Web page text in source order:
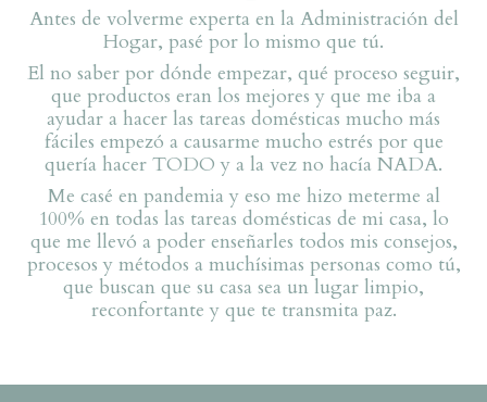
Antes de volverme experta en la Administración del
Hogar, pasé por lo mismo que tú.
El no saber por dónde empezar, qué proceso seguir,
que productos eran los mejores y que me iba a
ayudar a hacer las tareas domésticas mucho más
fáciles empezó a causarme mucho estrés por que
quería hacer TODO y a la vez no hacía NADA.
Me casé en pandemia y eso me hizo meterme al
100% en todas las tareas domésticas de mi casa, lo
que me llevó a poder enseñarles todos mis consejos,
procesos y métodos a muchísimas personas como tú,
que buscan que su casa sea un lugar limpio,
reconfortante y que te transmita paz.